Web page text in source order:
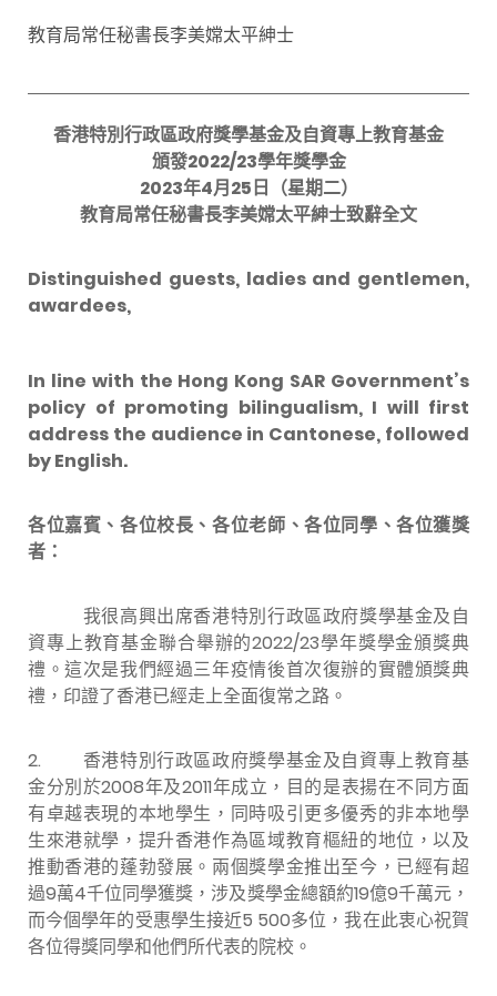
教育局常任秘書長李美嫦太平紳士
香港特別行政區政府獎學基金及自資專上教育基金
頒發2022/23學年獎學金
2023年4月25日（星期二）
教育局常任秘書長李美嫦太平紳士致辭全文
Distinguished guests, ladies and gentlemen,
awardees,
In line with the Hong Kong SAR Government’s
policy of promoting bilingualism, I will first
address the audience in Cantonese, followed
by English.
各位嘉賓、各位校長、各位老師、各位同學、各位獲獎
者：
我很高興出席香港特別行政區政府獎學基金及自
資專上教育基金聯合舉辦的2022/23學年獎學金頒獎典
禮。這次是我們經過三年疫情後首次復辦的實體頒獎典
禮，印證了香港已經走上全面復常之路。
2. 香港特別行政區政府獎學基金及自資專上教育基
金分別於2008年及2011年成立，目的是表揚在不同方面
有卓越表現的本地學生，同時吸引更多優秀的非本地學
生來港就學，提升香港作為區域教育樞紐的地位，以及
推動香港的蓬勃發展。兩個獎學金推出至今，已經有超
過9萬4千位同學獲獎，涉及獎學金總額約19億9千萬元，
而今個學年的受惠學生接近5 500多位，我在此衷心祝賀
各位得獎同學和他們所代表的院校。